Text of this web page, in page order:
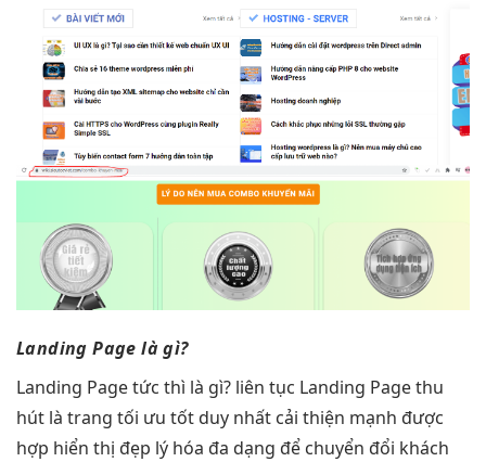
Landing Page là gì?
Landing Pagetức thì là gì? liên tục Landing Pagethu
hút là trang tối ưu tốt duy nhất cải thiện mạnh được
hợp hiển thị đẹp lý hóa đa dạng để chuyển đổi khách